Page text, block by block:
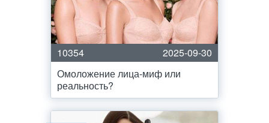
10354
2025-09-30
Омоложение лица-миф или
реальность?